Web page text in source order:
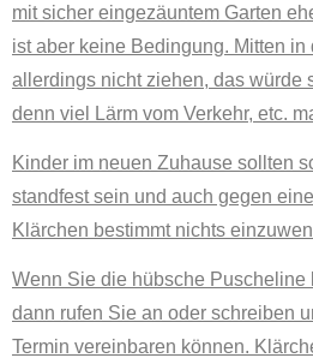
mit sicher eingezäuntem Garten
ist aber keine Bedingung. Mitten
allerdings nicht ziehen, das würde
denn viel Lärm vom Verkehr, etc.
Kinder im neuen Zuhause sollten
standfest sein und auch gegen
Klärchen bestimmt nichts
Wenn Sie die hübsche Puscheline
dann rufen Sie an oder schreiben
Termin vereinbaren können.